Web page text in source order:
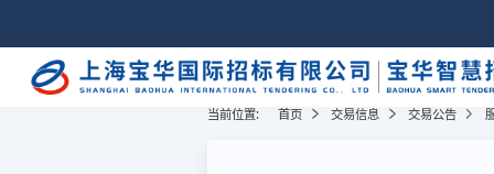
当前位置: 首页 交易信息 交易公告